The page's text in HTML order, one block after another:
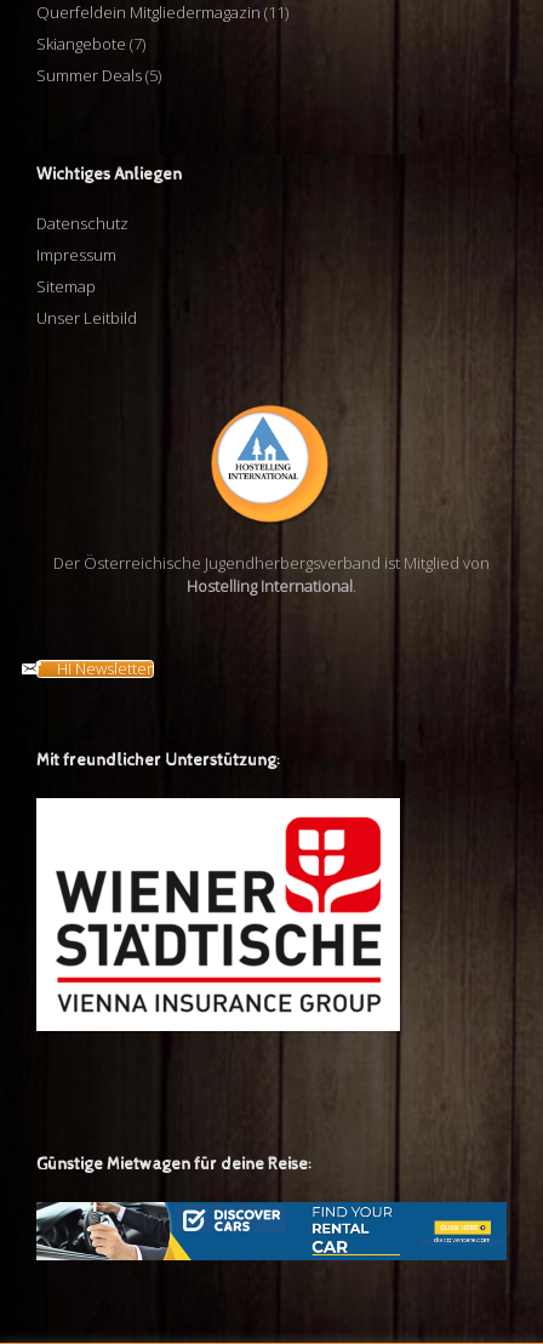
Querfeldein Mitgliedermagazin (11)
Skiangebote (7)
Summer Deals(5)
Wichtiges Anliegen
Datenschutz
Impressum
Sitemap
Unser Leitbild
Der Österreichische Jugendherbergsverband ist Mitglied von
Hostelling International.
HI Newsletter
Mit freundlicher Unterstützung:
Günstige Mietwagen für deine Reise: